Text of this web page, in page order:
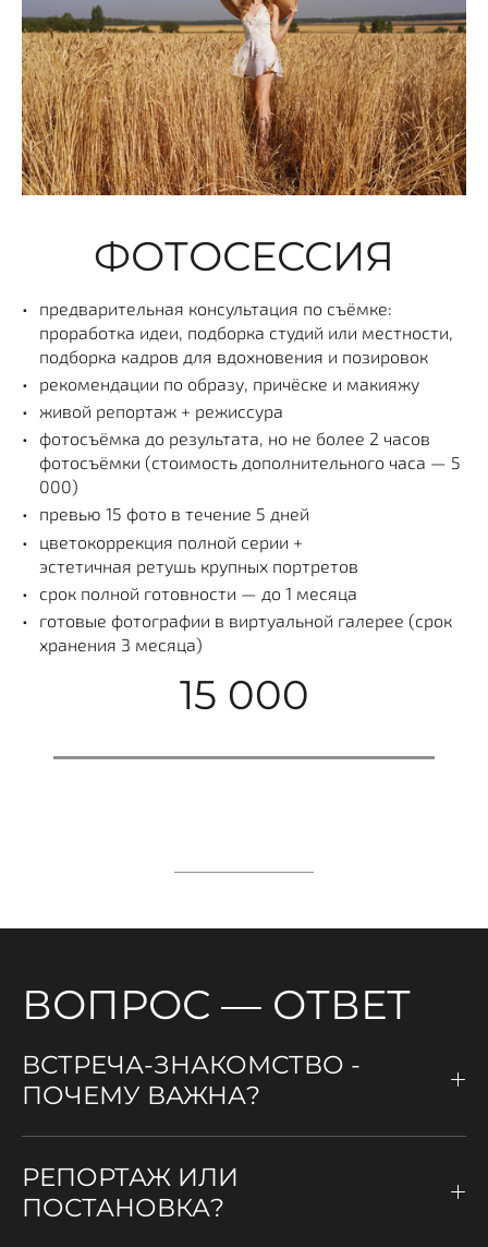
ФОТОСЕССИЯ
предварительная консультация по съёмке:
проработка идеи, подборка студий или местности,
подборка кадров для вдохновения и позировок
рекомендации по образу, причёске и макияжу
живой репортаж + режиссура
фотосъёмка до результата, но не более 2 часов
фотосъёмки (стоимость дополнительного часа — 5
000)
превью 15 фото в течение 5 дней
цветокоррекция полной серии +
эстетичная ретушь крупных портретов
срок полной готовности — до 1 месяца
готовые фотографии в виртуальной галерее (срок
хранения 3 месяца)
15 000
ВОПРОС — ОТВЕТ
ВСТРЕЧА-ЗНАКОМСТВО -
ПОЧЕМУ ВАЖНА?
РЕПОРТАЖ ИЛИ
ПОСТАНОВКА?